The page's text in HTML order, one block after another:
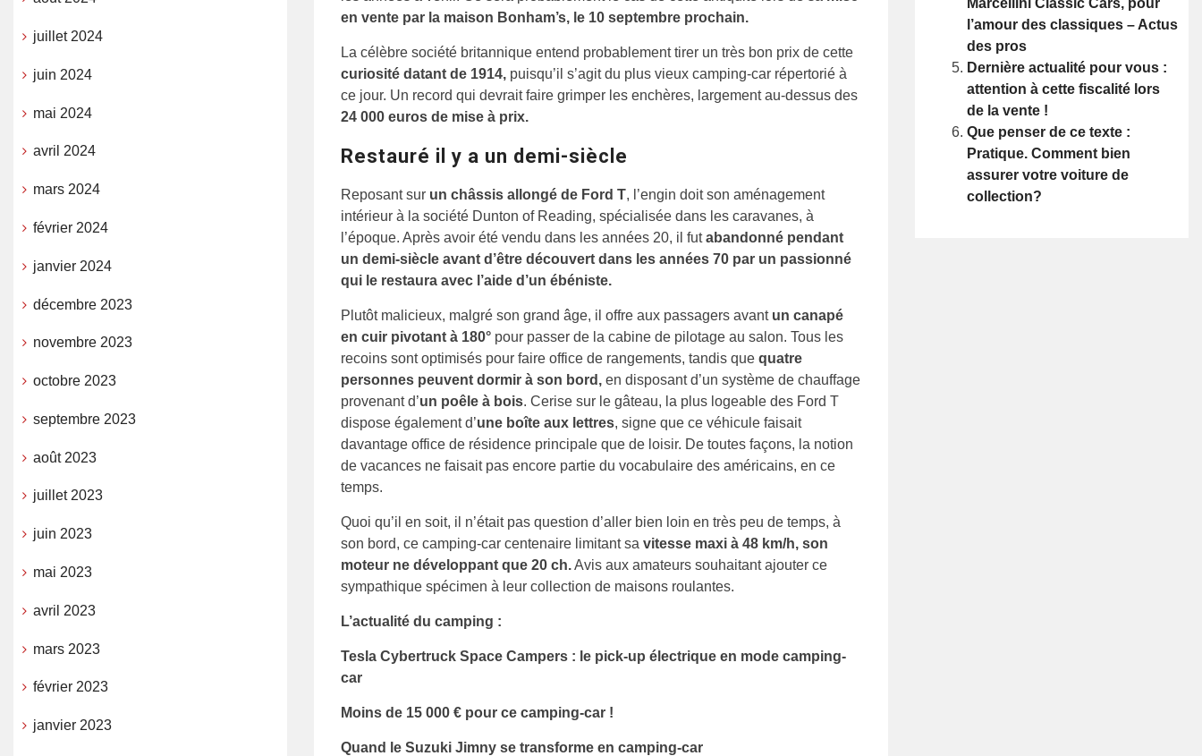
en vente par la maison Bonham’s, le 10 septembre prochain.
La célèbre société britannique entend probablement tirer un très bon prix de cette
curiosité datant de 1914, puisqu’il s’agit du plus vieux camping-car répertorié à
ce jour. Un record qui devrait faire grimper les enchères, largement au-dessus des
24 000 euros de mise à prix.
Restauré il y a un demi-siècle
Reposant sur un châssis allongé de Ford T, l’engin doit son aménagement
intérieur à la société Dunton of Reading, spécialisée dans les caravanes, à
l’époque. Après avoir été vendu dans les années 20, il futabandonné pendant
un demi-siècle avant d’être découvert dans les années 70 par un passionné
qui le restaura avec l’aide d’un ébéniste.
Plutôt malicieux, malgré son grand âge, il offre aux passagers avant un canapé
en cuir pivotant à 180° pour passer de la cabine de pilotage au salon. Tous les
recoins sont optimisés pour faire office de rangements, tandis que quatre
personnes peuvent dormir à son bord, en disposant d’un système de chauffage
provenant d’un poêle à bois. Cerise sur le gâteau, la plus logeable des Ford T
dispose également d’une boîte aux lettres, signe que ce véhicule faisait
davantage office de résidence principale que de loisir. De toutes façons, la notion
de vacances ne faisait pas encore partie du vocabulaire des américains, en ce
temps.
Quoi qu’il en soit, il n’était pas question d’aller bien loin en très peu de temps, à
son bord, ce camping-car centenaire limitant sa vitesse maxi à 48 km/h, son
moteur ne développant que 20 ch.Avis aux amateurs souhaitant ajouter ce
sympathique spécimen à leur collection de maisons roulantes.
L’actualité du camping :
Tesla Cybertruck Space Campers : le pick-up électrique en mode camping-
car
Moins de 15 000 € pour ce camping-car !
Quand le Suzuki Jimny se transforme en camping-car
Marcellini Classic Cars, pour
l’amour des classiques – Actus
des pros
Dernière actualité pour vous :
attention à cette fiscalité lors
de la vente !
Que penser de ce texte :
Pratique. Comment bien
assurer votre voiture de
collection?
juillet 2024
juin 2024
mai 2024
avril 2024
mars 2024
février 2024
janvier 2024
décembre 2023
novembre 2023
octobre 2023
septembre 2023
août 2023
juillet 2023
juin 2023
mai 2023
avril 2023
mars 2023
février 2023
janvier 2023